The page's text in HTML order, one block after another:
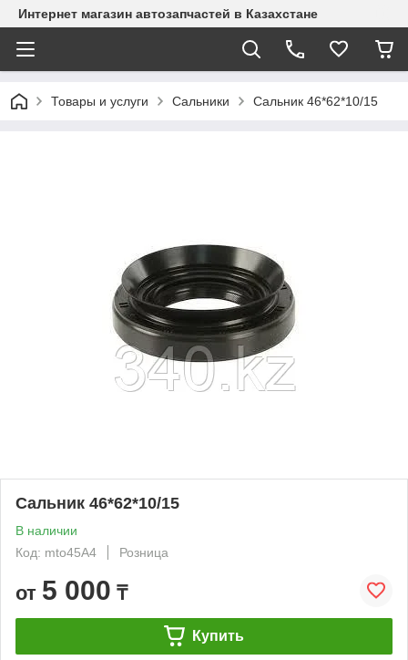
Интернет магазин автозапчастей в Казахстане
Товары и услуги Сальники Сальник 46*62*10/15
Сальник 46*62*10/15
В наличии
Код: mto45A4
Розница
от 5 000 ₸
Купить